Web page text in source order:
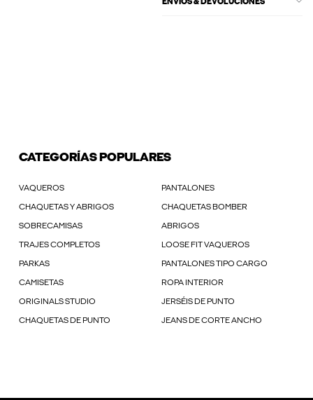
ENVÍOS & DEVOLUCIONES
CATEGORÍAS POPULARES
VAQUEROS PANTALONES
CHAQUETAS Y ABRIGOS CHAQUETAS BOMBER
SOBRECAMISAS ABRIGOS
TRAJES COMPLETOS LOOSE FIT VAQUEROS
PARKAS PANTALONES TIPO CARGO
CAMISETAS ROPA INTERIOR
ORIGINALS STUDIO JERSÉIS DE PUNTO
CHAQUETAS DE PUNTO JEANS DE CORTE ANCHO